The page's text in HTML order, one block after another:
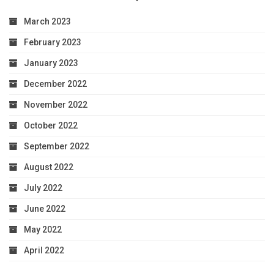
March 2023
February 2023
January 2023
December 2022
November 2022
October 2022
September 2022
August 2022
July 2022
June 2022
May 2022
April 2022